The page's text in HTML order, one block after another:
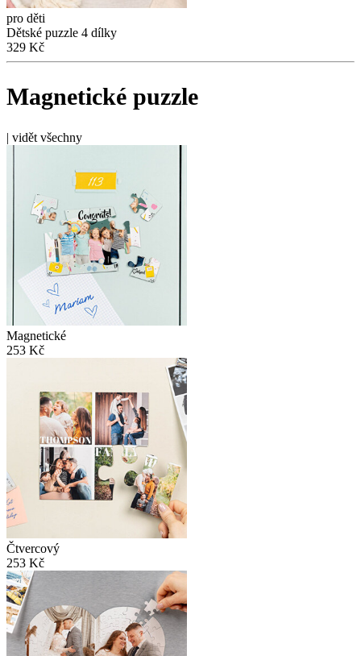
pro děti
Dětské puzzle 4 dílky
329 Kč
Magnetické puzzle
| vidět všechny
Magnetické
253 Kč
Čtvercový
253 Kč